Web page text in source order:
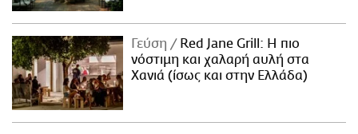
Γεύση
Red Jane Grill: Η πιο
νόστιμη και χαλαρή αυλή στα
Χανιά (ίσως και στην Ελλάδα)